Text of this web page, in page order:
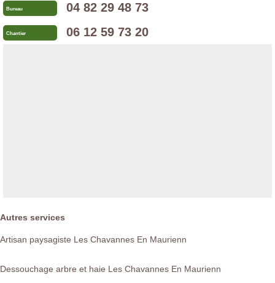
Bureau 04 82 29 48 73
Chantier 06 12 59 73 20
Autres services
Artisan paysagiste Les Chavannes En Maurienn
Dessouchage arbre et haie Les Chavannes En Maurienn